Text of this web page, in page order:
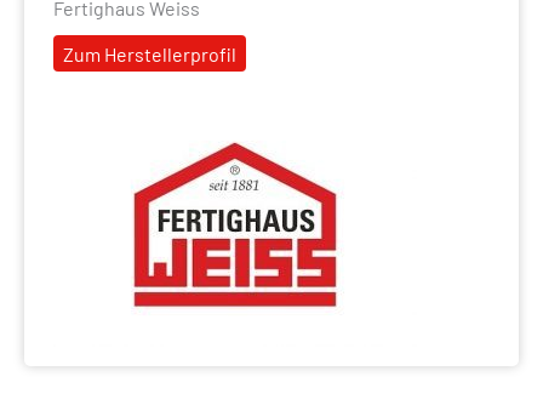
Fertighaus Weiss
Zum Herstellerprofil